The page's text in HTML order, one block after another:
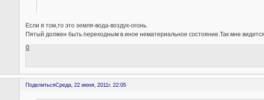
Если я том,то это земля-вода-воздух-огонь.
Пятый должен быть переходным в иное нематериальное состояние.Так мне
0
ПоделитьсяСреда, 22 июня, 2011г. 22:05